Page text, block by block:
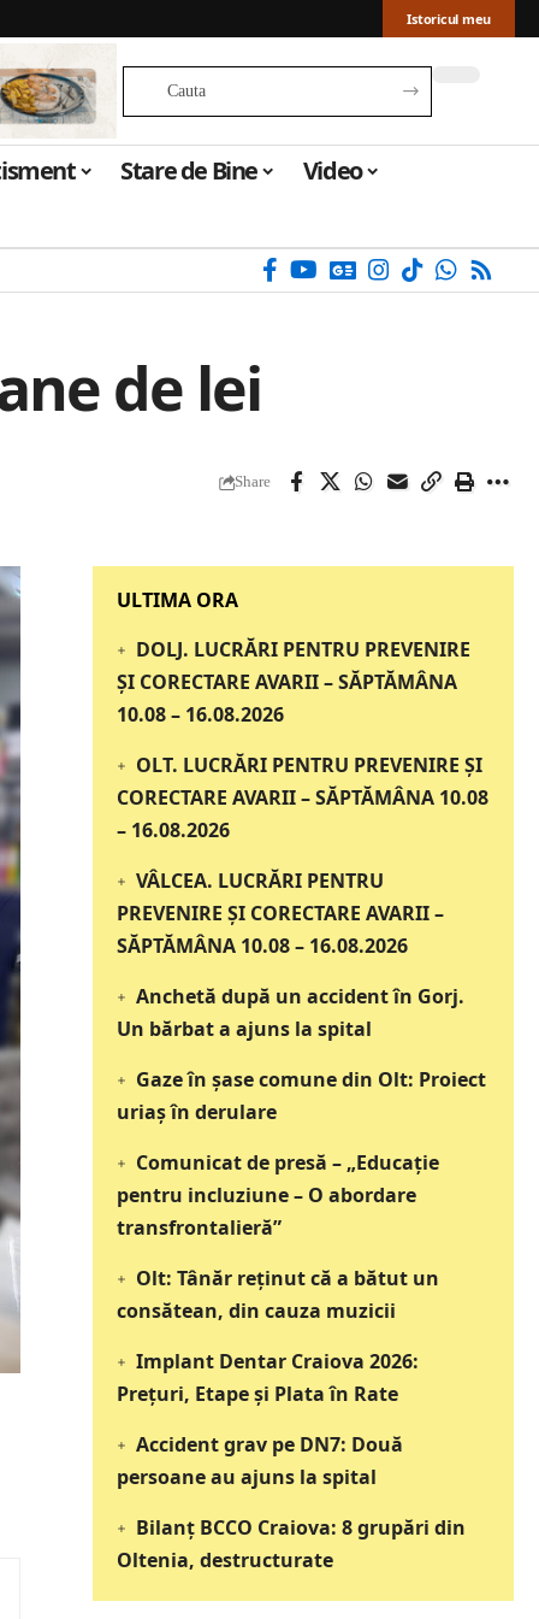
Istoricul meu
Stare de Bine Video
de lei
Share
‎‎‎‎‎‎‎ULTIMA ORA
DOLJ. LUCRĂRI PENTRU PREVENIRE
ȘI CORECTARE AVARII – SĂPTĂMÂNA
10.08 – 16.08.2026
OLT. LUCRĂRI PENTRU PREVENIRE ȘI
CORECTARE AVARII – SĂPTĂMÂNA 10.08
– 16.08.2026
VÂLCEA. LUCRĂRI PENTRU
PREVENIRE ȘI CORECTARE AVARII –
SĂPTĂMÂNA 10.08 – 16.08.2026
Anchetă după un accident în Gorj.
Un bărbat a ajuns la spital
Gaze în șase comune din Olt: Proiect
uriaș în derulare
Comunicat de presă – „Educație
pentru incluziune – O abordare
transfrontalieră”
Olt: Tânăr reţinut că a bătut un
consătean, din cauza muzicii
Implant Dentar Craiova 2026:
Preţuri, Etape şi Plata în Rate
Accident grav pe DN7: Două
persoane au ajuns la spital
Bilanț BCCO Craiova: 8 grupări din
Oltenia, destructurate